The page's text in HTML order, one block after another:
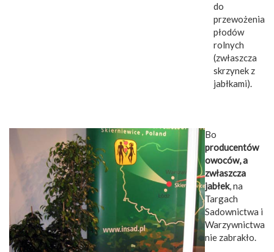
do
przewożenia
płodów
rolnych
(zwłaszcza
skrzynek z
jabłkami).
Bo
producentów
owoców, a
zwłaszcza
jabłek, na
Targach
Sadownictwa i
Warzywnictwa
nie zabrakło.